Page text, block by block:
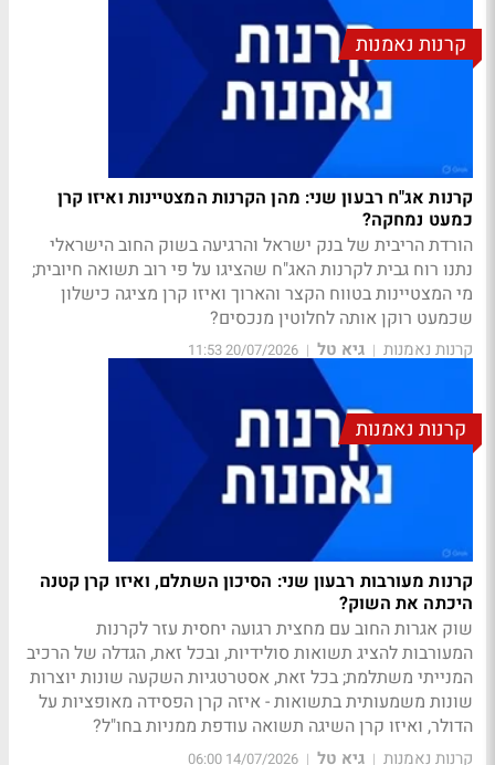
קרנות נאמנות
קרנות אג"ח רבעון שני: מהן הקרנות המצטיינות ואיזו קרן
כמעט נמחקה?
הורדת הריבית של בנק ישראל והרגיעה בשוק החוב הישראלי
נתנו רוח גבית לקרנות האג"ח שהציגו על פי רוב תשואה חיובית;
מי המצטיינות בטווח הקצר והארוך ואיזו קרן מציגה כישלון
שכמעט רוקן אותה לחלוטין מנכסים?
קרנות נאמנות | גיא טל |
20/07/2026 11:53
קרנות נאמנות
קרנות מעורבות רבעון שני: הסיכון השתלם, ואיזו קרן קטנה
היכתה את השוק?
שוק אגרות החוב עם מחצית רגועה יחסית עזר לקרנות
המעורבות להציג תשואות סולידיות, ובכל זאת, הגדלה של הרכיב
המנייתי משתלמת; בכל זאת, אסטרטגיות השקעה שונות יוצרות
שונות משמעותית בתשואות - איזה קרן הפסידה מאופציות על
הדולר, ואיזו קרן השיגה תשואה עודפת ממניות בחו"ל?
קרנות נאמנות | גיא טל |
14/07/2026 06:00